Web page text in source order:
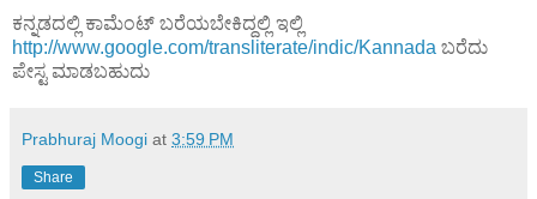
ಕನ್ನಡದಲ್ಲಿ ಕಾಮೆಂಟ್ ಬರೆಯಬೇಕಿದ್ದಲ್ಲಿ ಇಲ್ಲಿ
http://www.google.com/transliterate/indic/Kannada ಬರೆದು
ಪೇಸ್ಟ ಮಾಡಬಹುದು
Prabhuraj Moogi at 3:59 PM
Share